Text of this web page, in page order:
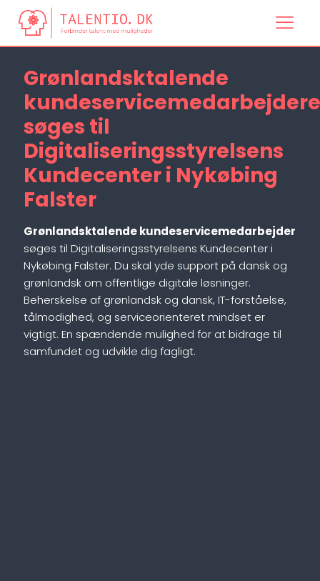
Grønlandsktalende
kundeservicemedarbejdere
søges til
Digitaliseringsstyrelsens
Kundecenter i Nykøbing
Falster
Grønlandsktalende kundeservicemedarbejder
søges til Digitaliseringsstyrelsens Kundecenter i
Nykøbing Falster. Du skal yde support på dansk og
grønlandsk om offentlige digitale løsninger.
Beherskelse af grønlandsk og dansk, IT-forståelse,
tålmodighed, og serviceorienteret mindset er
vigtigt. En spændende mulighed for at bidrage til
samfundet og udvikle dig fagligt.